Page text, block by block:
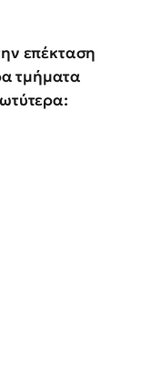
επέκταση
τμήματα